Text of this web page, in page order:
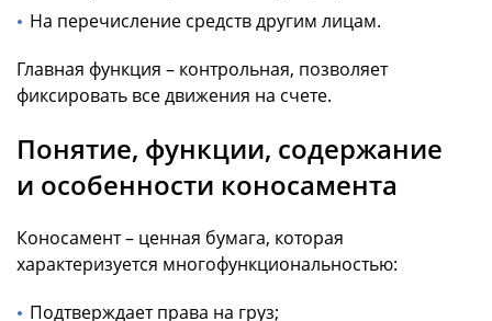
На перечисление средств другим лицам.
Главная функция – контрольная, позволяет
фиксировать все движения на счете.
Понятие, функции, содержание
и особенности коносамента
Коносамент – ценная бумага, которая
характеризуется многофункциональностью:
Подтверждает права на груз;